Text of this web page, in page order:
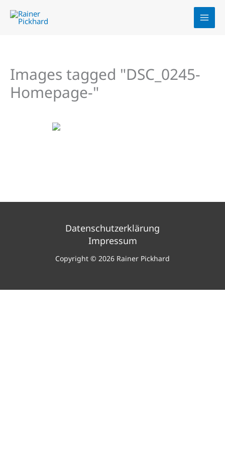
Inhalt
Images tagged "DSC_0245-
Homepage-"
Datenschutzerklärung
Impressum
Copyright © 2026 Rainer Pickhard